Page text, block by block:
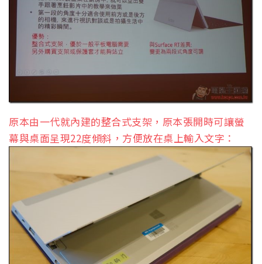
原本由一代就內建的整合式支架，原本張開時可讓螢
幕與桌面呈現22度傾斜，方便放在桌上輸入文字：